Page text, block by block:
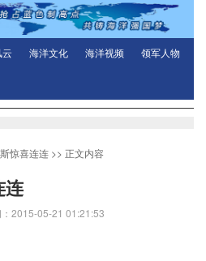
云 海洋文化 海洋视频 领军人物
惊喜连连 >> 正文内容
连
05-21 01:21:53